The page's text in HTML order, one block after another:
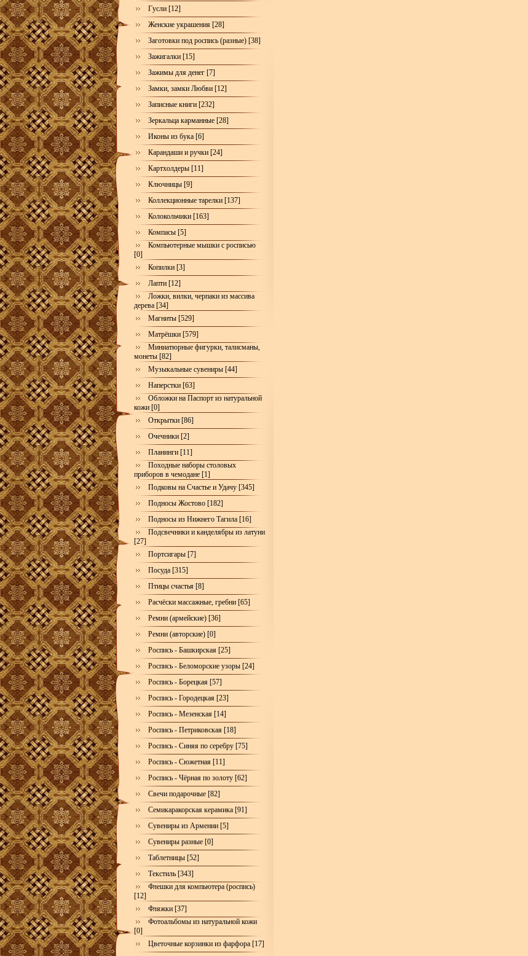
Гусли [12]
Женские украшения [28]
Заготовки под роспись (разные) [38]
Зажигалки [15]
Зажимы для денег [7]
Замки, замки Любви [12]
Записные книги [232]
Зеркальца карманные [28]
Иконы из бука [6]
Карандаши и ручки [24]
Картхолдеры [11]
Ключницы [9]
Коллекционные тарелки [137]
Колокольчики [163]
Компасы [5]
Компьютерные мышки с росписью
[0]
Копилки [3]
Лапти [12]
Ложки, вилки, черпаки из массива
дерева [34]
Магниты [529]
Матрёшки [579]
Миниатюрные фигурки, талисманы,
монеты [82]
Музыкальные сувениры [44]
Наперстки [63]
Обложки на Паспорт из натуральной
кожи [0]
Открытки [86]
Очечники [2]
Планинги [11]
Походные наборы столовых
приборов в чемодане [1]
Подковы на Счастье и Удачу [345]
Подносы Жостово [182]
Подносы из Нижнего Тагила [16]
Подсвечники и канделябры из латуни
[27]
Портсигары [7]
Посуда [315]
Птицы счастья [8]
Расчёски массажные, гребни [65]
Ремни (армейские) [36]
Ремни (авторские) [0]
Роспись - Башкирская [25]
Роспись - Беломорские узоры [24]
Роспись - Борецкая [57]
Роспись - Городецкая [23]
Роспись - Мезенская [14]
Роспись - Петриковская [18]
Роспись - Синяя по серебру [75]
Роспись - Сюжетная [11]
Роспись - Чёрная по золоту [62]
Свечи подарочные [82]
Семикаракорская керамика [91]
Сувениры из Армении [5]
Сувениры разные [0]
Таблетницы [52]
Текстиль [343]
Флешки для компьютера (роспись)
[12]
Фляжки [37]
Фотоальбомы из натуральной кожи
[0]
Цветочные корзинки из фарфора [17]